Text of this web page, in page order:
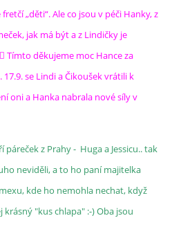
„děti“. Ale co jsou v péči Hanky, z
jak má být a z Lindičky je
Tímto děkujeme moc Hance za
se Lindi a Čikoušek vrátili k
oni a Hanka nabrala nové síly v
páreček z Prahy - Huga a Jessicu.. tak
neviděli, a to ho paní majitelka
kde ho nemohla nechat, když
krásný "kus chlapa" :-) Oba jsou